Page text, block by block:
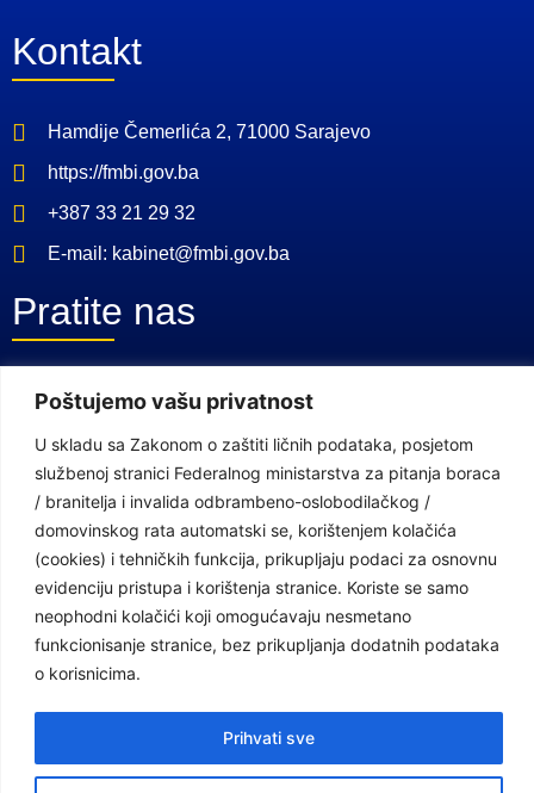
Poštujemo vašu privatnost
U skladu sa Zakonom o zaštiti ličnih podataka, posjetom
službenoj stranici Federalnog ministarstva za pitanja boraca
/ branitelja i invalida odbrambeno-oslobodilačkog /
domovinskog rata automatski se, korištenjem kolačića
(cookies) i tehničkih funkcija, prikupljaju podaci za osnovnu
evidenciju pristupa i korištenja stranice. Koriste se samo
neophodni kolačići koji omogućavaju nesmetano
funkcionisanje stranice, bez prikupljanja dodatnih podataka
o korisnicima.
Prihvati sve
Kontakt
Hamdije Čemerlića 2, 71000 Sarajevo
https://fmbi.gov.ba
+387 33 21 29 32
E-mail: kabinet@fmbi.gov.ba
Pratite nas
Facebook Stranica
Linkovi
Vlada Federacije Bosne i Hercegovine
Federalno ministarstvo finansija
Federalni zavod za penzijsko i invalidsko osiguranje
Federalno ministarstvo za pitanja boraca /branitelja i invalida
odbrambeno-oslobodilačkog / domovinskog rata